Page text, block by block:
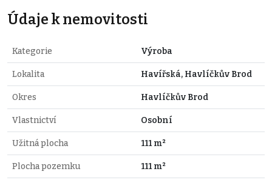
Údaje k nemovitosti
Kategorie Výroba
Lokalita Havířská, Havlíčkův Brod
Okres Havlíčkův Brod
Vlastnictví Osobní
Užitná plocha 111 m²
Plocha pozemku 111 m²